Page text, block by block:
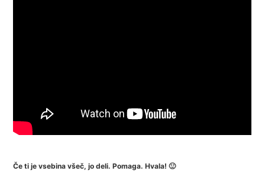
Če ti je vsebina všeč, jo deli. Pomaga. Hvala! 🙂